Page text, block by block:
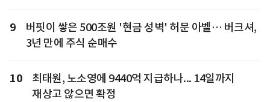
9
버핏이 쌓은 500조원 '현금 성벽' 허문 아벨… 버크셔,
3년 만에 주식 순매수
10
최태원, 노소영에 9440억 지급하나... 14일까지
재상고 않으면 확정